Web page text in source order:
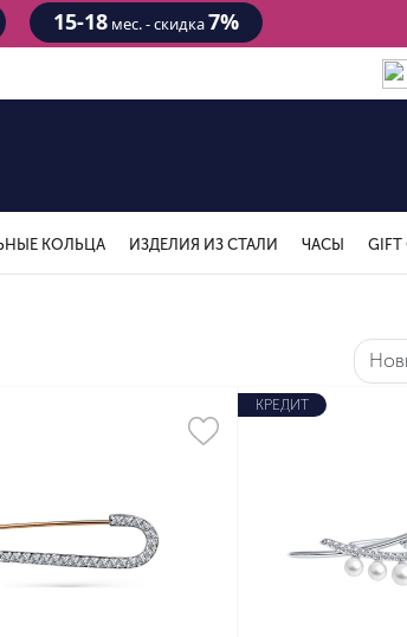
15-18мес. - скидка7%
КОЛЬЦА ИЗДЕЛИЯ ИЗ СТАЛИ ЧАСЫ GIFT
КРЕДИТ